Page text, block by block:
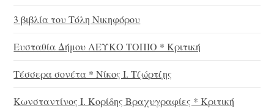
3 βιβλία του Τόλη Νικηφόρου
Ευσταθία Δήμου ΛΕΥΚΟ ΤΟΠΙΟ * Κριτική
Τέσσερα σονέτα * Νίκος Ι. Τζώρτζης
Κωνσταντίνος Ι. Κορίδης Βραχυγραφίες * Κριτική